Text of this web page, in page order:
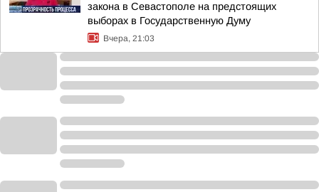
закона в Севастополе на предстоящих
выборах в Государственную Думу
Вчера, 21:03